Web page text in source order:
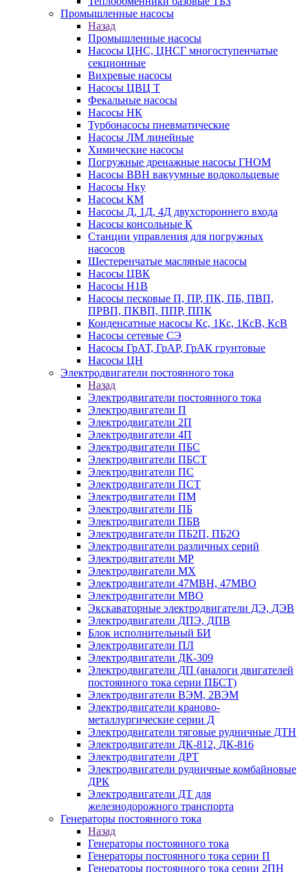
Промышленные насосы
Назад
Промышленные насосы
Насосы ЦНС, ЦНСГ многоступенчатые
секционные
Вихревые насосы
Насосы ЦВЦ Т
Фекальные насосы
Насосы НК
Турбонасосы пневматические
Насосы ЛМ линейные
Химические насосы
Погружные дренажные насосы ГНОМ
Насосы ВВН вакуумные водокольцевые
Насосы Нку
Насосы КМ
Насосы Д, 1Д, 4Д двухстороннего входа
Насосы консольные К
Станции управления для погружных
насосов
Шестеренчатые масляные насосы
Насосы ЦВК
Насосы Н1В
Насосы песковые П, ПР, ПК, ПБ, ПВП,
ПРВП, ПКВП, ППР, ППК
Конденсатные насосы Кс, 1Кс, 1КсВ, КсВ
Насосы сетевые СЭ
Насосы ГрАТ, ГрАР, ГрАК грунтовые
Насосы ЦН
Электродвигатели постоянного тока
Назад
Электродвигатели постоянного тока
Электродвигатели П
Электродвигатели 2П
Электродвигатели 4П
Электродвигатели ПБС
Электродвигатели ПБСТ
Электродвигатели ПС
Электродвигатели ПСТ
Электродвигатели ПМ
Электродвигатели ПБ
Электродвигатели ПБВ
Электродвигатели ПБ2П, ПБ2О
Электродвигатели различных серий
Электродвигатели МР
Электродвигатели MX
Электродвигатели 47MBH, 47МВО
Электродвигатели MBO
Экскаваторные электродвигатели ДЭ, ДЭВ
Электродвигатели ДПЭ, ДПВ
Блок исполнительный БИ
Электродвигатели ПЛ
Электродвигатели ДК-309
Электродвигатели ДП (аналоги двигателей
постоянного тока серии ПБСТ)
Электродвигатели ВЭМ, 2ВЭМ
Электродвигатели краново-
металлургические серии Д
Электродвигатели тяговые рудничные ДТН
Электродвигатели ДК-812, ДК-816
Электродвигатели ДРТ
Электродвигатели рудничные комбайновые
ДРК
Электродвигатели ДТ для
железнодорожного транспорта
Генераторы постоянного тока
Назад
Генераторы постоянного тока
Генераторы постоянного тока серии П
Генераторы постоянного тока серии 2ПН